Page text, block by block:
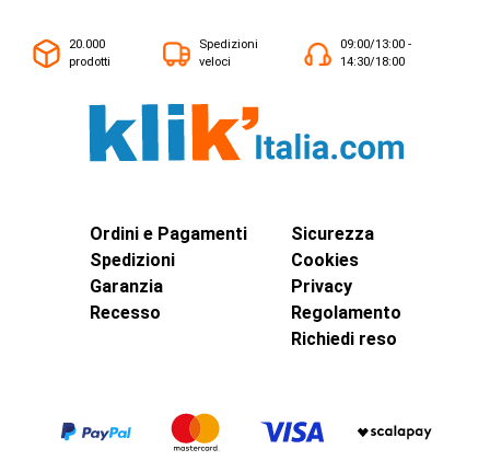
20.000
prodotti
Spedizioni
veloci
09:00/13:00 -
14:30/18:00
Ordini e Pagamenti
Spedizioni
Garanzia
Recesso
Sicurezza
Cookies
Privacy
Regolamento
Richiedi reso